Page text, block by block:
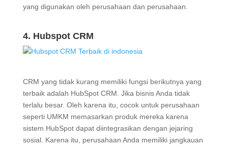
yang digunakan oleh perusahaan dan perusahaan.
4. Hubspot CRM
CRM yang tidak kurang memiliki fungsi berikutnya yang
terbaik adalah HubSpot CRM. Jika bisnis Anda tidak
terlalu besar. Oleh karena itu, cocok untuk perusahaan
seperti UMKM memasarkan produk mereka karena
sistem HubSpot dapat diintegrasikan dengan jejaring
sosial. Karena itu, perusahaan Anda memiliki jangkauan